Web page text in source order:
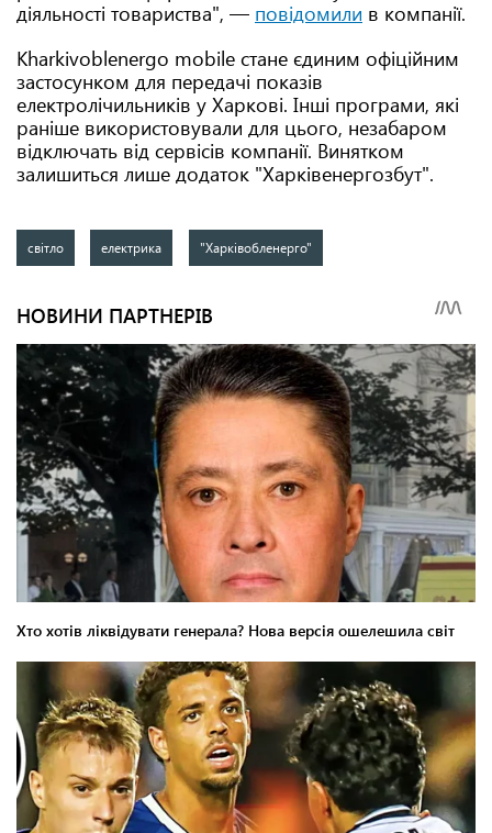
діяльності товариства", — повідомили в компанії.
Kharkivoblenergo mobile стане єдиним офіційним
застосунком для передачі показів
електролічильників у Харкові. Інші програми, які
раніше використовували для цього, незабаром
відключать від сервісів компанії. Винятком
залишиться лише додаток "Харківенергозбут".
світло електрика "Харківобленерго"